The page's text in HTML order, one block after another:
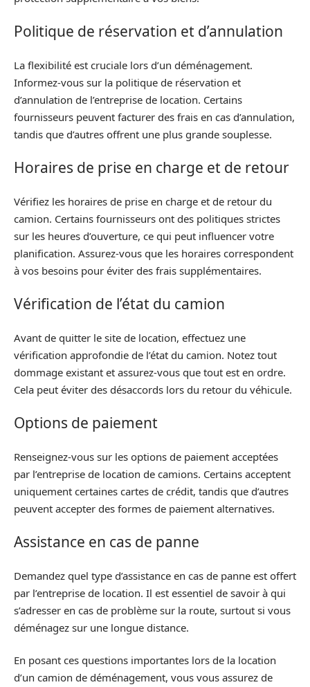
Politique de réservation et d’annulation
La flexibilité est cruciale lors d’un déménagement.
Informez-vous sur la politique de réservation et
d’annulation de l’entreprise de location. Certains
fournisseurs peuvent facturer des frais en cas d’annulation,
tandis que d’autres offrent une plus grande souplesse.
Horaires de prise en charge et de retour
Vérifiez les horaires de prise en charge et de retour du
camion. Certains fournisseurs ont des politiques strictes
sur les heures d’ouverture, ce qui peut influencer votre
planification. Assurez-vous que les horaires correspondent
à vos besoins pour éviter des frais supplémentaires.
Vérification de l’état du camion
Avant de quitter le site de location, effectuez une
vérification approfondie de l’état du camion. Notez tout
dommage existant et assurez-vous que tout est en ordre.
Cela peut éviter des désaccords lors du retour du véhicule.
Options de paiement
Renseignez-vous sur les options de paiement acceptées
par l’entreprise de location de camions. Certains acceptent
uniquement certaines cartes de crédit, tandis que d’autres
peuvent accepter des formes de paiement alternatives.
Assistance en cas de panne
Demandez quel type d’assistance en cas de panne est offert
par l’entreprise de location. Il est essentiel de savoir à qui
s’adresser en cas de problème sur la route, surtout si vous
déménagez sur une longue distance.
En posant ces questions importantes lors de la location
d’un camion de déménagement, vous vous assurez de